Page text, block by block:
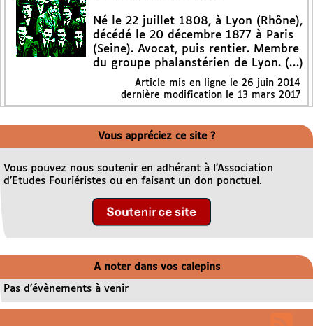
Né le 22 juillet 1808, à Lyon (Rhône),
décédé le 20 décembre 1877 à Paris
(Seine). Avocat, puis rentier. Membre
du groupe phalanstérien de Lyon. (…)
Article mis en ligne le 26 juin 2014
dernière modification le 13 mars 2017
Vous appréciez ce site ?
Vous pouvez nous soutenir en adhérant à l’Association
d’Etudes Fouriéristes ou en faisant un don ponctuel.
A noter dans vos calepins
Pas d’évènements à venir